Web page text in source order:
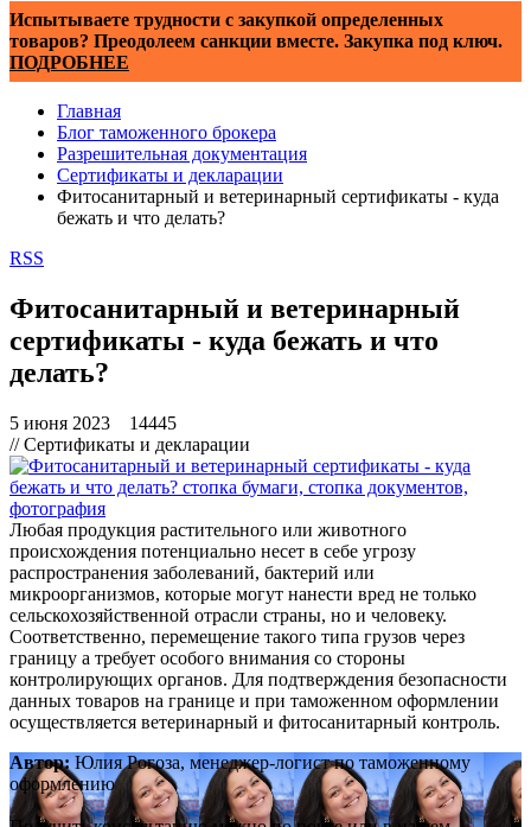
Испытываете трудности с закупкой определенных
товаров? Преодолеем санкции вместе. Закупка под ключ.
ПОДРОБНЕЕ
Главная
Блог таможенного брокера
Разрешительная документация
Сертификаты и декларации
Фитосанитарный и ветеринарный сертификаты - куда
бежать и что делать?
RSS
Фитосанитарный и ветеринарный
сертификаты - куда бежать и что
делать?
5 июня 2023
14445
// Сертификаты и декларации
Любая продукция растительного или животного
происхождения потенциально несет в себе угрозу
распространения заболеваний, бактерий или
микроорганизмов, которые могут нанести вред не только
сельскохозяйственной отрасли страны, но и человеку.
Соответственно, перемещение такого типа грузов через
границу а требует особого внимания со стороны
контролирующих органов. Для подтверждения безопасности
данных товаров на границе и при таможенном оформлении
осуществляется ветеринарный и фитосанитарный контроль.
Автор: Юлия Рогоза, менеджер-логист по таможенному
оформлению